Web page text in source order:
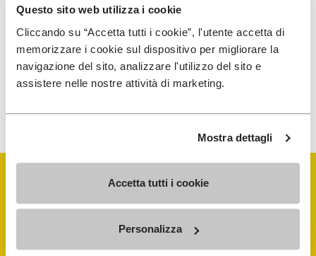
Questo sito web utilizza i cookie
Cliccando su “Accetta tutti i cookie”, l'utente accetta di
memorizzare i cookie sul dispositivo per migliorare la
navigazione del sito, analizzare l'utilizzo del sito e
assistere nelle nostre attività di marketing.
Mostra dettagli
Accetta tutti i cookie
Personalizza
He leído laPolítica de Privacidad
para recibir comunicaciones personalizadas
Para saber cómo procesamos tus datos, consulta nuestra
cualquier momento.